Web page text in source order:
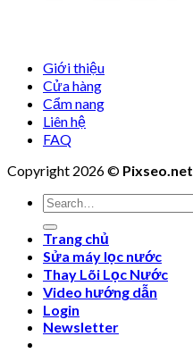
Giới thiệu
Cửa hàng
Cẩm nang
Liên hệ
FAQ
Copyright 2026 © Pixseo.net
Search
for:
Trang chủ
Sửa máy lọc nước
Thay Lõi Lọc Nước
Video hướng dẫn
Login
Newsletter